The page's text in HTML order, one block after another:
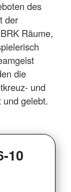
des
der
Räume,
die
und
und gelebt.
10